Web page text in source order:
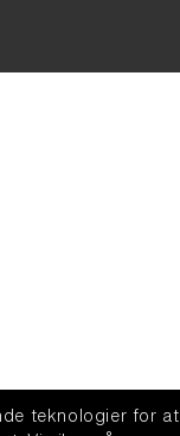
teknologier for at